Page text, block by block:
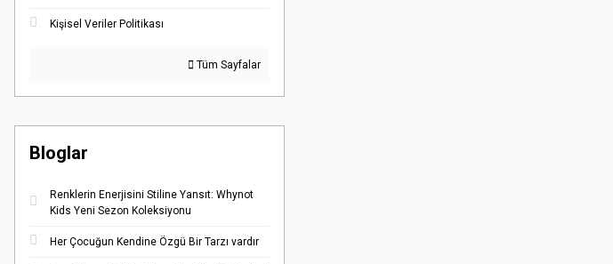
Kişisel Veriler Politikası
Tüm Sayfalar
Bloglar
Renklerin Enerjisini Stiline Yansıt: Whynot
Kids Yeni Sezon Koleksiyonu
Her Çocuğun Kendine Özgü Bir Tarzı vardır